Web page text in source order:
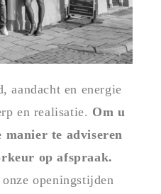
aandacht en energie
en realisatie. Om u
manier te adviseren
op afspraak.
openingstijden